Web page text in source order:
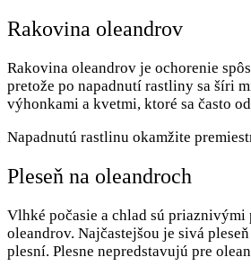
Rakovina oleandrov
Rakovina oleandrov je ochorenie
pretože po napadnutí rastliny sa šíri
výhonkami a kvetmi, ktoré sa často
Napadnutú rastlinu okamžite
Pleseň na oleandroch
Vlhké počasie a chlad sú
oleandrov. Najčastejšou je sivá
plesní. Plesne nepredstavujú pre